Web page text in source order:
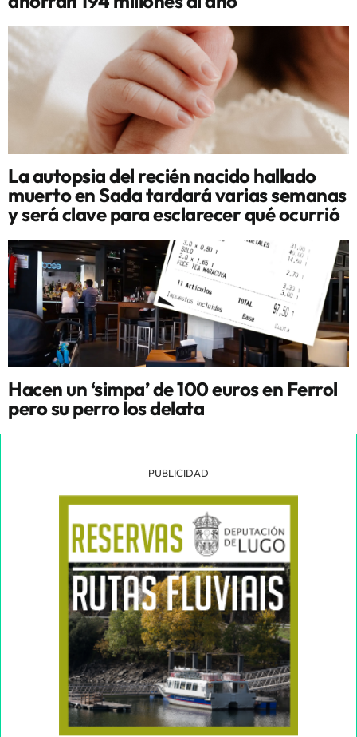
La autopsia del recién nacido hallado
muerto en Sada tardará varias semanas
y será clave para esclarecer qué ocurrió
Hacen un ‘simpa’ de 100 euros en Ferrol
pero su perro los delata
PUBLICIDAD